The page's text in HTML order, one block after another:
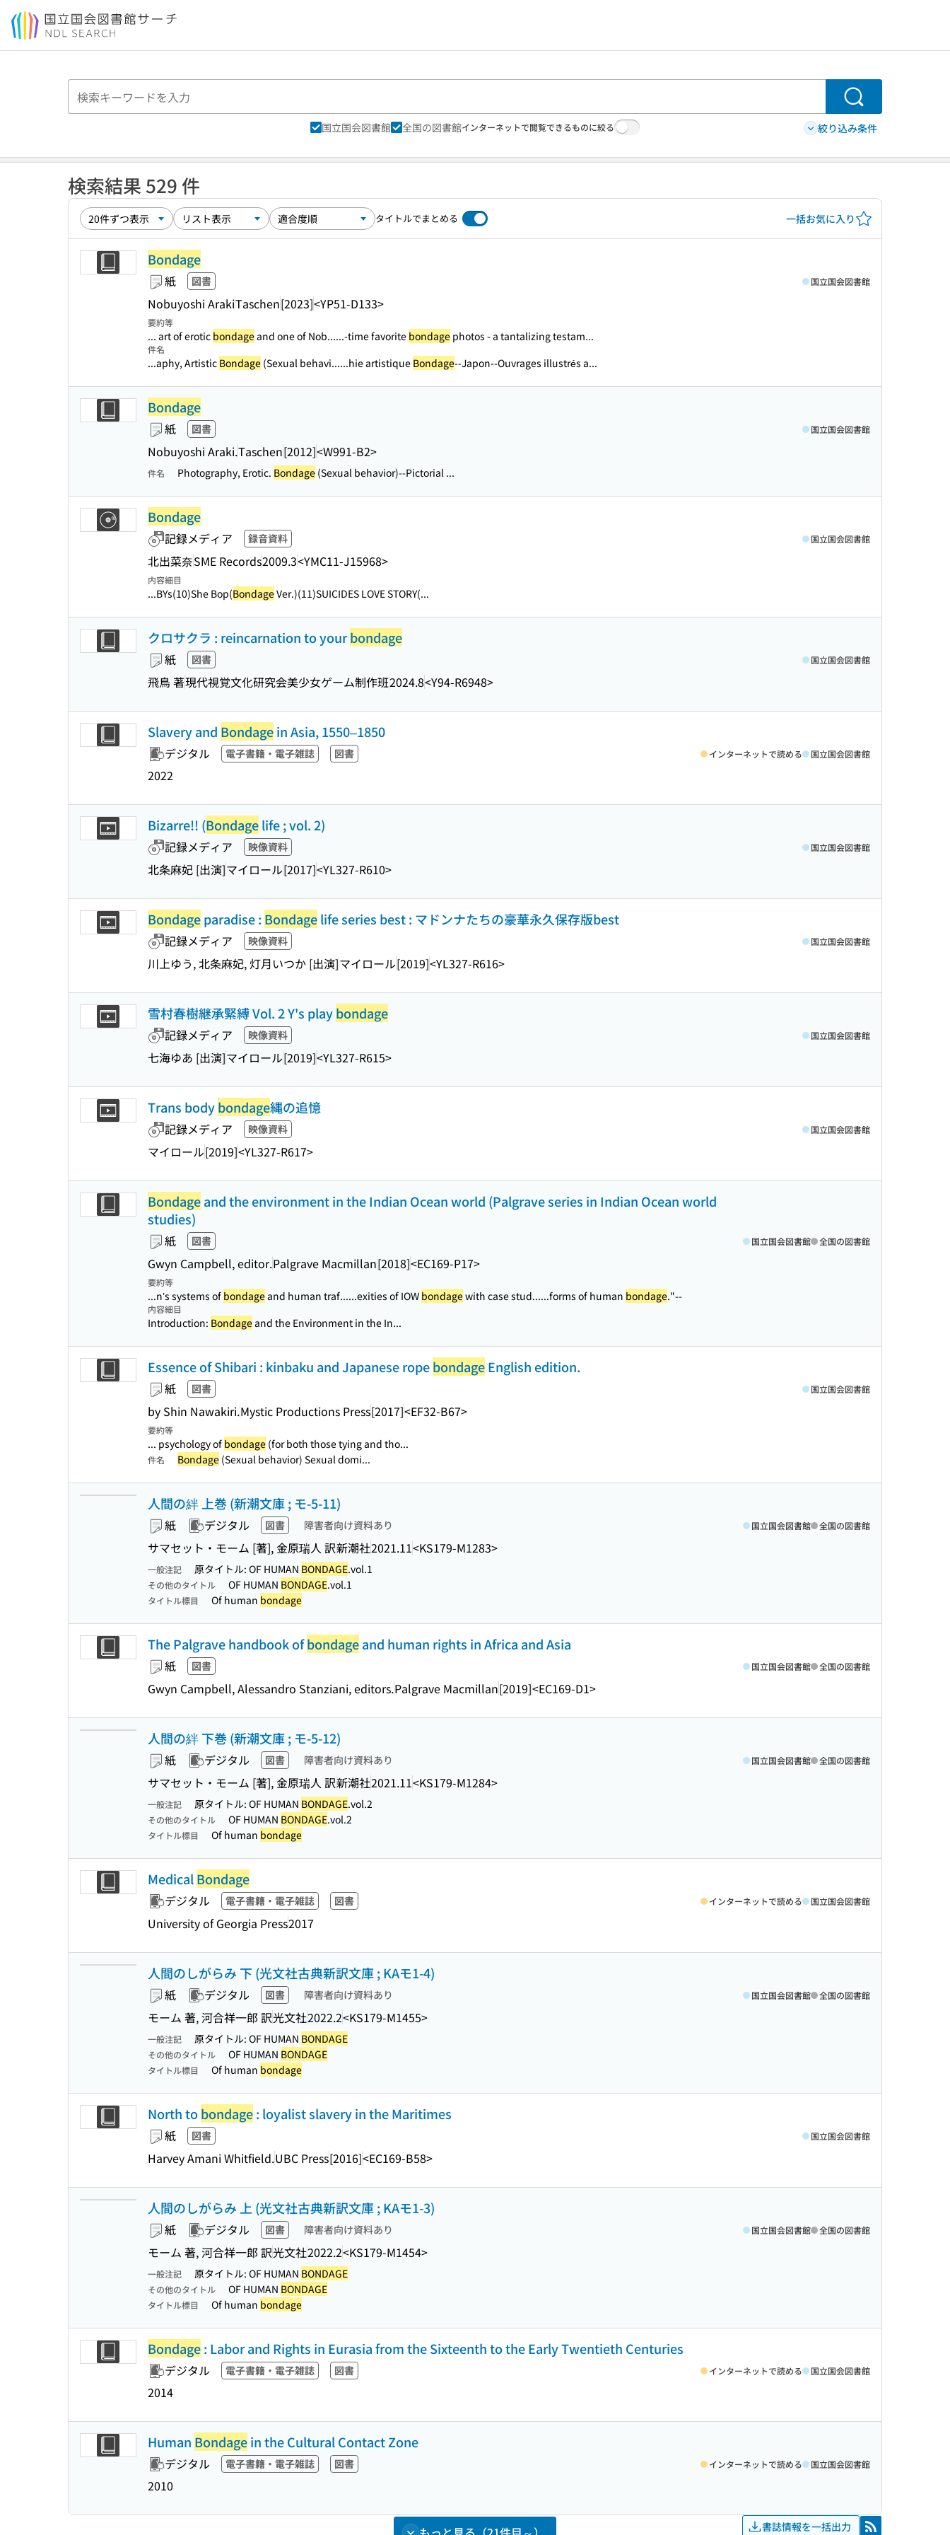
本文へ移動
検索
国立国会図書館 全国の図書館インターネットで閲覧できるものに絞る 絞り込み条件
検索結果 529 件
タイトルでまとめる 一括お気に入り
Bondage
紙 図書
Nobuyoshi ArakiTaschen[2023]<YP51-D133>
国立国会図書館
要約等
... art of erotic bondageand one of Nob......-time favorite bondage photos - a tantalizing testam...
件名
...aphy, Artistic Bondage (Sexual behavi......hie artistique Bondage--Japon--Ouvrages illustrés a...
Bondage
紙 図書
Nobuyoshi Araki.Taschen[2012]<W991-B2>
国立国会図書館
件名 Photography, Erotic. Bondage (Sexual behavior)--Pictorial ...
Bondage
記録メディア 録音資料
北出菜奈SME Records2009.3<YMC11-J15968>
国立国会図書館
内容細目
...BYs(10)She Bop(BondageVer.)(11)SUICIDES LOVE STORY(...
クロサクラ : reincarnation to yourbondage
紙 図書
飛鳥 著現代視覚文化研究会美少女ゲーム制作班2024.8<Y94-R6948>
国立国会図書館
Slavery and Bondagein Asia, 1550–1850
デジタル 電子書籍・電子雑誌 図書
2022
インターネットで読める 国立国会図書館
Bizarre!! (Bondagelife ; vol. 2)
記録メディア 映像資料
北条麻妃 [出演]マイロール[2017]<YL327-R610>
国立国会図書館
Bondageparadise : Bondagelife series best : マドンナたちの豪華永久保存版best
記録メディア 映像資料
川上ゆう, 北条麻妃, 灯月いつか [出演]マイロール[2019]<YL327-R616>
国立国会図書館
雪村春樹継承緊縛 Vol. 2 Y's playbondage
記録メディア 映像資料
七海ゆあ [出演]マイロール[2019]<YL327-R615>
国立国会図書館
Trans bodybondage縄の追憶
記録メディア 映像資料
マイロール[2019]<YL327-R617>
国立国会図書館
Bondageand the environment in the Indian Ocean world (Palgrave series in Indian Ocean world
studies)
紙 図書
Gwyn Campbell, editor.Palgrave Macmillan[2018]<EC169-P17>
国立国会図書館 全国の図書館
要約等
...n’s systems of bondageand human traf......exities of IOW bondagewith case stud......forms of human bondage."--
内容細目
Introduction: Bondageand the Environment in the In...
Essence of Shibari : kinbaku and Japanese ropebondageEnglish edition.
紙 図書
by Shin Nawakiri.Mystic Productions Press[2017]<EF32-B67>
国立国会図書館
要約等
... psychology of bondage (for both those tying and tho...
件名 Bondage (Sexual behavior) Sexual domi...
人間の絆 上巻 (新潮文庫 ; モ-5-11)
紙 デジタル 図書 障害者向け資料あり
サマセット・モーム [著], 金原瑞人 訳新潮社2021.11<KS179-M1283>
国立国会図書館 全国の図書館
一般注記 原タイトル: OF HUMAN BONDAGE.vol.1
その他のタイトル OF HUMAN BONDAGE.vol.1
タイトル標目 Of human bondage
The Palgrave handbook ofbondageand human rights in Africa and Asia
紙 図書
Gwyn Campbell, Alessandro Stanziani, editors.Palgrave Macmillan[2019]<EC169-D1>
国立国会図書館 全国の図書館
人間の絆 下巻 (新潮文庫 ; モ-5-12)
紙 デジタル 図書 障害者向け資料あり
サマセット・モーム [著], 金原瑞人 訳新潮社2021.11<KS179-M1284>
国立国会図書館 全国の図書館
一般注記 原タイトル: OF HUMAN BONDAGE.vol.2
その他のタイトル OF HUMAN BONDAGE.vol.2
タイトル標目 Of human bondage
MedicalBondage
デジタル 電子書籍・電子雑誌 図書
University of Georgia Press2017
インターネットで読める 国立国会図書館
人間のしがらみ 下 (光文社古典新訳文庫 ; KAモ1-4)
紙 デジタル 図書 障害者向け資料あり
モーム 著, 河合祥一郎 訳光文社2022.2<KS179-M1455>
国立国会図書館 全国の図書館
一般注記 原タイトル: OF HUMAN BONDAGE
その他のタイトル OF HUMAN BONDAGE
タイトル標目 Of human bondage
North tobondage: loyalist slavery in the Maritimes
紙 図書
Harvey Amani Whitfield.UBC Press[2016]<EC169-B58>
国立国会図書館
人間のしがらみ 上 (光文社古典新訳文庫 ; KAモ1-3)
紙 デジタル 図書 障害者向け資料あり
モーム 著, 河合祥一郎 訳光文社2022.2<KS179-M1454>
国立国会図書館 全国の図書館
一般注記 原タイトル: OF HUMAN BONDAGE
その他のタイトル OF HUMAN BONDAGE
タイトル標目 Of human bondage
Bondage: Labor and Rights in Eurasia from the Sixteenth to the Early Twentieth Centuries
デジタル 電子書籍・電子雑誌 図書
2014
インターネットで読める 国立国会図書館
Human Bondagein the Cultural Contact Zone
デジタル 電子書籍・電子雑誌 図書
2010
インターネットで読める 国立国会図書館
書誌情報を一括出力